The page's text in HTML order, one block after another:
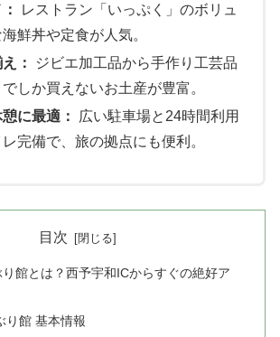
レストラン「いっぷく」のボリュ
鮮丼や定食が人気。
：
ジビエ加工品から手作り工芸品
しか買えないお土産が豊富。
に最適：
広い駐車場と24時間利用
完備で、旅の拠点にも便利。
目次
館とは？西予宇和ICからすぐの絶好ア
り館 基本情報